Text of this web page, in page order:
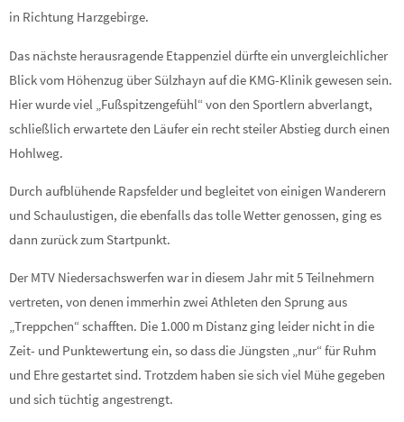
in Richtung Harzgebirge.
Das nächste herausragende Etappenziel dürfte ein unvergleichlicher
Blick vom Höhenzug über Sülzhayn auf die KMG-Klinik gewesen sein.
Hier wurde viel „Fußspitzengefühl“ von den Sportlern abverlangt,
schließlich erwartete den Läufer ein recht steiler Abstieg durch einen
Hohlweg.
Durch aufblühende Rapsfelder und begleitet von einigen Wanderern
und Schaulustigen, die ebenfalls das tolle Wetter genossen, ging es
dann zurück zum Startpunkt.
Der MTV Niedersachswerfen war in diesem Jahr mit 5 Teilnehmern
vertreten, von denen immerhin zwei Athleten den Sprung aus
„Treppchen“ schafften. Die 1.000 m Distanz ging leider nicht in die
Zeit- und Punktewertung ein, so dass die Jüngsten „nur“ für Ruhm
und Ehre gestartet sind. Trotzdem haben sie sich viel Mühe gegeben
und sich tüchtig angestrengt.